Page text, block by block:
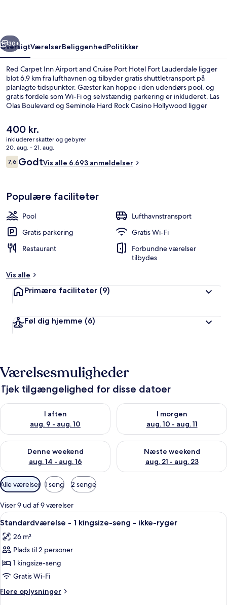
Port
Hotel
Fort
Lauderdale
Næste
30+
OversigtVærelserBeliggenhedPolitikker
Red Carpet Inn Airport and Cruise Port Hotel Fort Lauderdale ligger
blot 6,9 km fra lufthavnen og tilbyder gratis shuttletransport på
planlagte tidspunkter. Gæster kan hoppe i den udendørs pool, og
gratis fordele som Wi-Fi og selvstændig parkering er inkluderet. Las
Olas Boulevard og Seminole Hard Rock Casino Hollywood ligger
behagelige senge og korte afstand til lufthavnen.
Den
nuværende
pris
er
400 kr.
400 kr.
inkluderer skatter og gebyrer
20. aug. - 21. aug.
Anmeldelser
7,67,6 ud af 10.
GodtVis alle 6.693 anmeldelser
Populære faciliteter
Pool
Lufthavnstransport
Gratis parkering
Gratis Wi-Fi
Restaurant
Forbundne værelser
tilbydes
Vis alle
Primære faciliteter (9)
Føl dig hjemme (6)
Værelsesmuligheder
Tjek tilgængelighed for disse datoer
I aften
aug. 9 - aug. 10
Tjek tilgængelighed for i aften aug. 9 - aug. 10
I morgen
aug. 10 - aug. 11
Tjek tilgængelighed for i
Denne weekend
aug. 14 - aug. 16
Tjek tilgængelighed for denne weekend aug. 14 - aug. 16
Næste weekend
aug. 21 - aug. 23
Tjek tilgængelighed for næste
Tilgængelige
filtre
for
værelser
Alle værelser 1 seng 2 senge
Viser 9 ud af 9 værelser
Indlæs
alle
billeder
af
Standardværelse
-
1
kingsize-
Et hotelværelse med en seng,
6
Standardværelse - 1 kingsize-seng - ikke-ryger
26 m²
Plads til 2 personer
1 kingsize-seng
Gratis Wi-Fi
Flere oplysninger
Flere